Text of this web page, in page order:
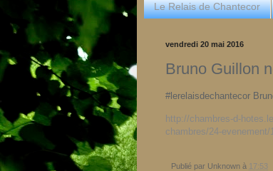
Le Relais de Chantecor
vendredi 20 mai 2016
Bruno Guillon
#lerelaisdechantecor
http://chambres-d-
chambres/24-
Publié par Unknown à 17:53